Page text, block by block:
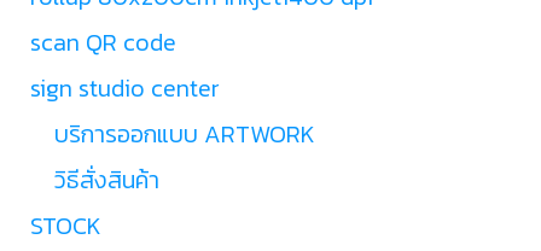
scan QR code
sign studio center
บริการออกแบบ ARTWORK
วิธีสั่งสินค้า
STOCK